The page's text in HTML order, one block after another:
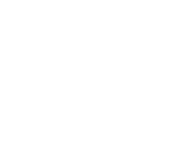
泉州市